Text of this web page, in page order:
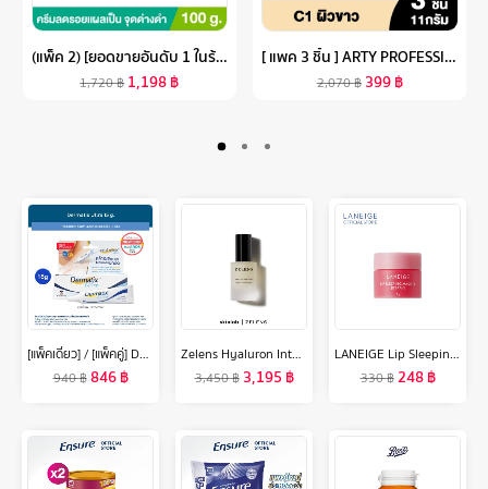
(แพ็ค 2) [ยอดขายอันดับ 1 ในร้านขายยา] SMOOTH E CREAM 100 G. ครีมเวชสำอางลดเลือนริ้วรอย รอยแผลเป็น จุดจ่างดำจากสิว โชว์หน้าใส ไร้ริ้วรอย สมูทอีครีม
1,720฿ 1,198฿
[ แพค 3 ชิ้น ] ARTY PROFESSIONAL SUPER PERFECT POWDER SPF 25 PA++ แป้งผสมรองพื้น เครื่องสำอาง แป้งสำหรับใบหน้า แป้งพัฟ นวัตกรรม LL BASE POWDER เป็นเนื้อแป้งอณูเล็ก เนื
2,070฿ 399฿
[แพ็คเดี่ยว] / [แพ็คคู่] Dermatix Ultra Gel เดอร์มาติกซ์ อัลตร้า เจลลดรอยแผลเป็น ขนาด 15 กรัม
940฿846฿
Zelens Hyaluron Intense Hydro-Plumping Serum 30ml. [เซรั่มไฮยาลูโรนิก, ผิวชุ่มชื้น, ผิวยืดหยุ่น]
3,450฿ 3,195 ฿
LANEIGE Lip Sleeping Mask Mini Berry 8g ลาเนจ ลิป สลีปปิ้ง มาส์ก มินิ กลิ่นเบอร์รี่ ลิปมันบำรุงปาก สีชมพู ลิปมัน เพิ่มความชุ่มชื้น ริมฝีปากนุ่ม เรียบเนียน
330฿248฿